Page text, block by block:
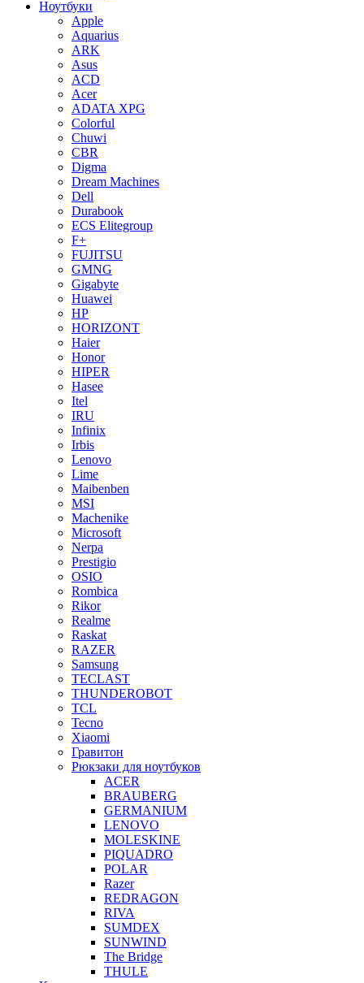
Ноутбуки
Apple
Aquarius
ARK
Asus
ACD
Acer
ADATA XPG
Colorful
Chuwi
CBR
Digma
Dream Machines
Dell
Durabook
ECS Elitegroup
F+
FUJITSU
GMNG
Gigabyte
Huawei
HP
HORIZONT
Haier
Honor
HIPER
Hasee
Itel
IRU
Infinix
Irbis
Lenovo
Lime
Maibenben
MSI
Machenike
Microsoft
Nerpa
Prestigio
OSIO
Rombica
Rikor
Realme
Raskat
RAZER
Samsung
TECLAST
THUNDEROBOT
TCL
Tecno
Xiaomi
Гравитон
Рюкзаки для ноутбуков
ACER
BRAUBERG
GERMANIUM
LENOVO
MOLESKINE
PIQUADRO
POLAR
Razer
REDRAGON
RIVA
SUMDEX
SUNWIND
The Bridge
THULE